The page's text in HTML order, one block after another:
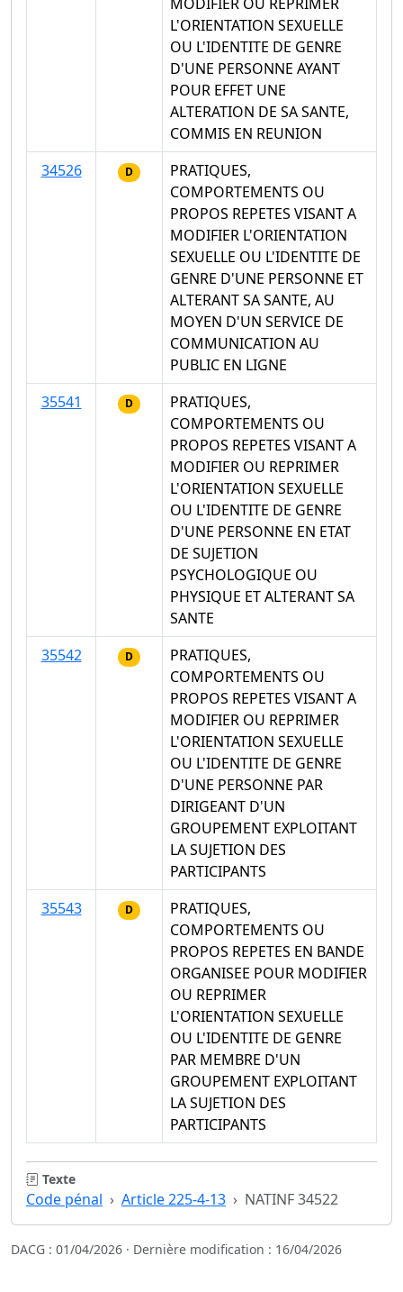
MODIFIER OU REPRIMER
L'ORIENTATION SEXUELLE
OU L'IDENTITE DE GENRE
D'UNE PERSONNE AYANT
POUR EFFET UNE
ALTERATION DE SA SANTE,
COMMIS EN REUNION
34526
D
PRATIQUES,
COMPORTEMENTS OU
PROPOS REPETES VISANT A
MODIFIER L'ORIENTATION
SEXUELLE OU L'IDENTITE DE
GENRE D'UNE PERSONNE ET
ALTERANT SA SANTE, AU
MOYEN D'UN SERVICE DE
COMMUNICATION AU
PUBLIC EN LIGNE
35541
D
PRATIQUES,
COMPORTEMENTS OU
PROPOS REPETES VISANT A
MODIFIER OU REPRIMER
L'ORIENTATION SEXUELLE
OU L'IDENTITE DE GENRE
D'UNE PERSONNE EN ETAT
DE SUJETION
PSYCHOLOGIQUE OU
PHYSIQUE ET ALTERANT SA
SANTE
35542
D
PRATIQUES,
COMPORTEMENTS OU
PROPOS REPETES VISANT A
MODIFIER OU REPRIMER
L'ORIENTATION SEXUELLE
OU L'IDENTITE DE GENRE
D'UNE PERSONNE PAR
DIRIGEANT D'UN
GROUPEMENT EXPLOITANT
LA SUJETION DES
PARTICIPANTS
35543
D
PRATIQUES,
COMPORTEMENTS OU
PROPOS REPETES EN BANDE
ORGANISEE POUR MODIFIER
OU REPRIMER
L'ORIENTATION SEXUELLE
OU L'IDENTITE DE GENRE
PAR MEMBRE D'UN
GROUPEMENT EXPLOITANT
LA SUJETION DES
PARTICIPANTS
Texte
Code pénal Article 225-4-13 NATINF 34522
DACG : 01/04/2026 · Dernière modification : 16/04/2026